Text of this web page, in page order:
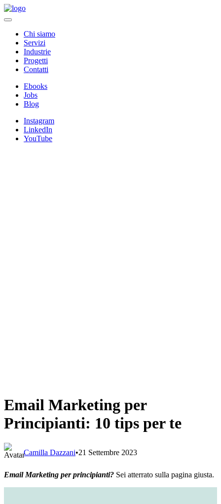
Chi siamo
Servizi
Industrie
Progetti
Contatti
Ebooks
Jobs
Blog
Instagram
LinkedIn
YouTube
Email Marketing per
Principianti: 10 tips per te
Camilla Dazzani•21 Settembre 2023
Email Marketing per principianti? Sei atterrato sulla pagina giusta.